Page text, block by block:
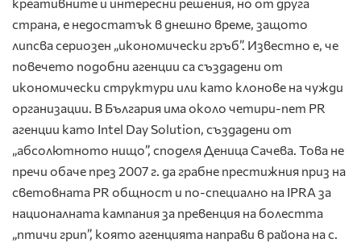
страна, е недостатък в днешно време, защото
липсва сериозен „икономически гръб”. Известно е, че
повечето подобни агенции са създадени от
икономически структури или като клонове на чужди
организации. В България има около четири-пет PR
агенции като Intel Day Solution, създадени от
„абсолютното нищо”, споделя Деница Сачева. Това не
пречи обаче през 2007 г. да грабне престижния приз на
световната PR общност и по-специално на IPRA за
националната кампания за превенция на болестта
„птичи грип”, която агенцията направи в района на с.